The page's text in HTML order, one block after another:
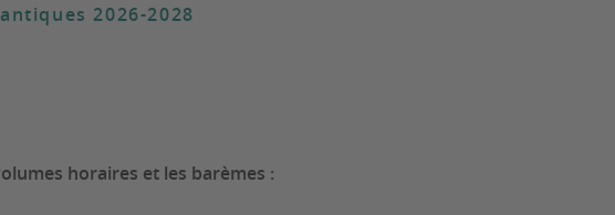
2026-2028
horaires et les barèmes :